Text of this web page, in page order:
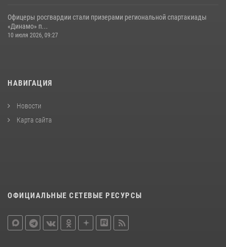
Офицеры росгвардии стали призерами региональной спартакиады
«Динамо» п...
10 июля 2026, 09:27
НАВИГАЦИЯ
Новости
Карта сайта
ОФИЦИАЛЬНЫЕ СЕТЕВЫЕ РЕСУРСЫ